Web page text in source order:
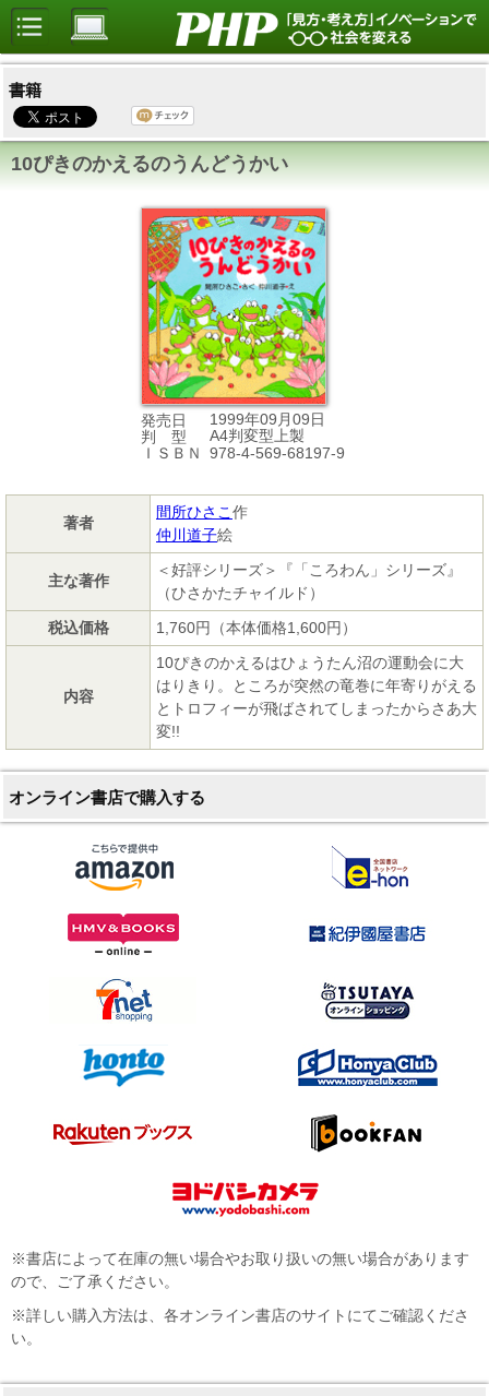
書籍
10ぴきのかえるのうんどうかい
発売日
1999年09月09日
判 型
A4判変型上製
ＩＳＢＮ
978-4-569-68197-9
著者
間所ひさこ 作
仲川道子絵
主な著作
＜好評シリーズ＞『「ころわん」シリーズ』
（ひさかたチャイルド）
税込価格
1,760円（本体価格1,600円）
内容
10ぴきのかえるはひょうたん沼の運動会に大
はりきり。ところが突然の竜巻に年寄りがえる
とトロフィーが飛ばされてしまったからさあ大
変!!
オンライン書店で購入する
※書店によって在庫の無い場合やお取り扱いの無い場合があります
ので、ご了承ください。
※詳しい購入方法は、各オンライン書店のサイトにてご確認くださ
い。